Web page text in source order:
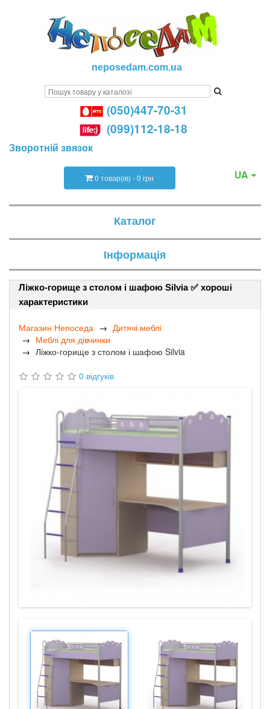
neposedam.com.ua
(050)447-70-31
(099)112-18-18
Зворотній звязок
UA
0 товар(ів) - 0 грн
Каталог
Інформація
Ліжко-горище з столом і шафою Silvia ✅ хороші
характеристики
Магазин Непоседа
Дитячі меблі
Меблі для дівчинки
Ліжко-горище з столом і шафою Silvia
0 відгуків